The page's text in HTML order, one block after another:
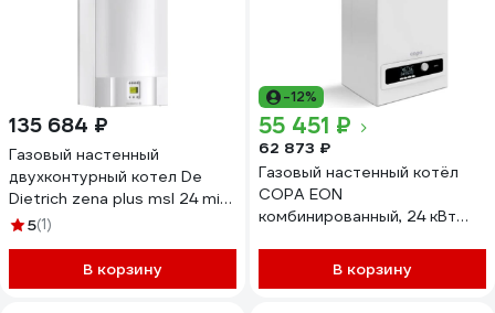
135 684 ₽
Газовый настенный
двухконтурный котел De
Dietrich zena plus msl 24 mi
ff 24 квт, с закрытой
5(1)
В корзину
-12%
55 451 ₽
62 873 ₽
Газовый настенный котёл
COPA EON
комбинированный, 24 кВт
В корзину